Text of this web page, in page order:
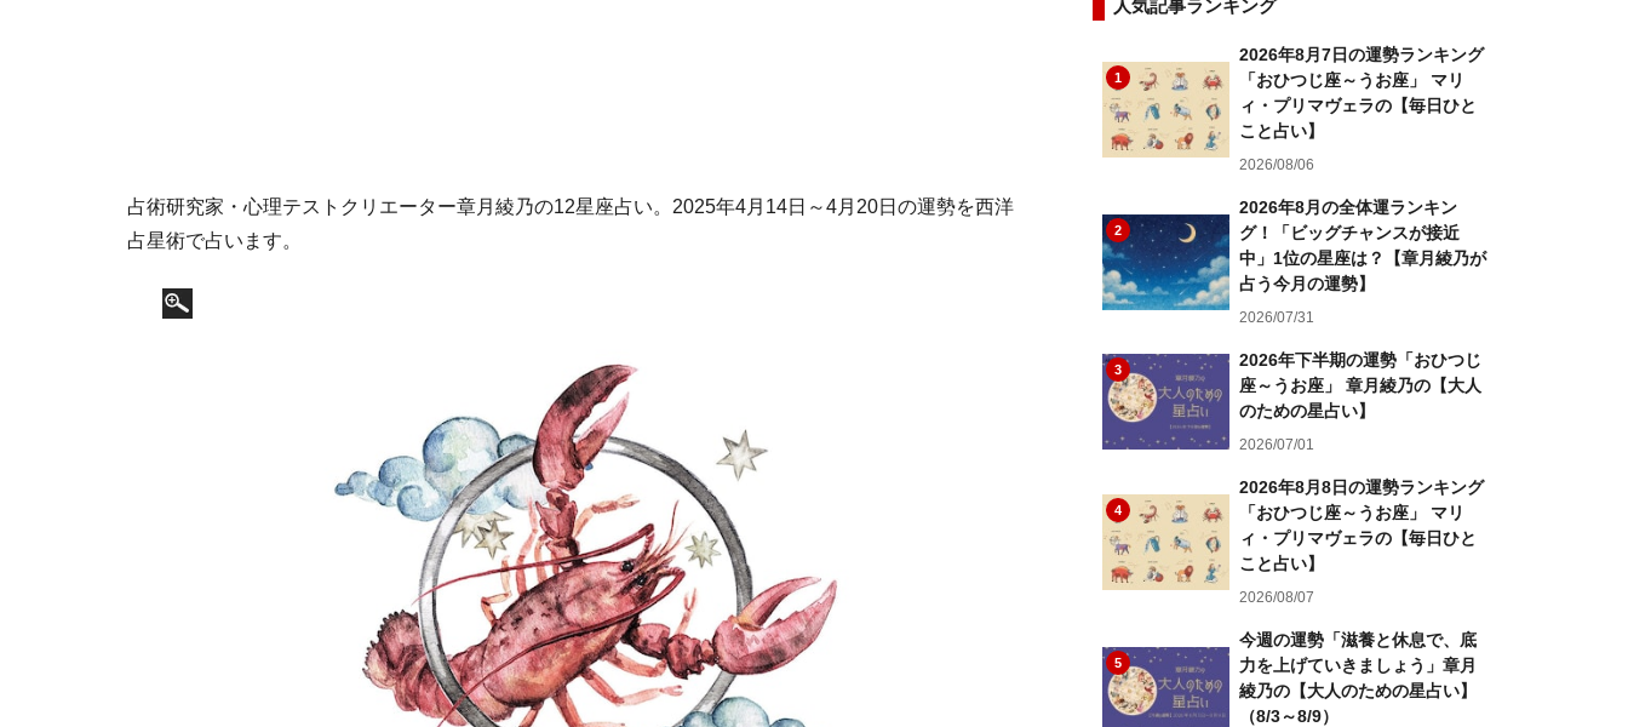
占術研究家・心理テストクリエーター章月綾乃の12星座占い。2025年4月14日～4月20日の運勢を西洋
占星術で占います。
人気記事ランキング
1
2026年8月7日の運勢ランキング
「おひつじ座～うお座」 マリ
ィ・プリマヴェラの【毎日ひと
こと占い】
2026/08/06
2
2026年8月の全体運ランキン
グ！「ビッグチャンスが接近
中」1位の星座は？【章月綾乃が
占う今月の運勢】
2026/07/31
3
2026年下半期の運勢「おひつじ
座～うお座」 章月綾乃の【大人
のための星占い】
2026/07/01
4
2026年8月8日の運勢ランキング
「おひつじ座～うお座」 マリ
ィ・プリマヴェラの【毎日ひと
こと占い】
2026/08/07
5
今週の運勢「滋養と休息で、底
力を上げていきましょう」章月
綾乃の【大人のための星占い】
（8/3～8/9）